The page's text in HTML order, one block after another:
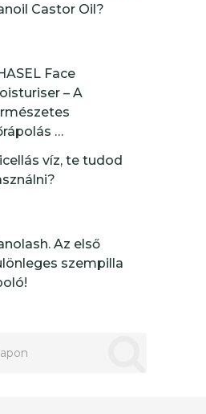
Castor Oil?
Face
– A
…
víz, te tudod
Az első
szempilla